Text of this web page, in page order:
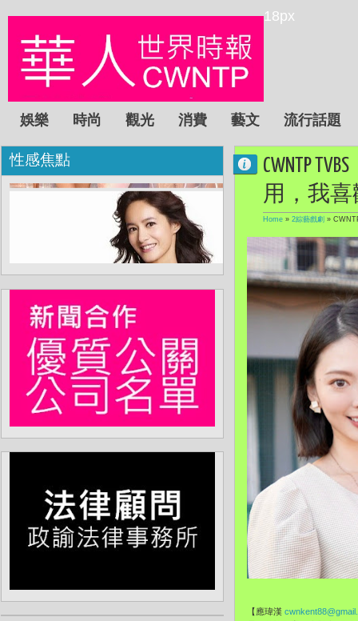
18px
娛樂 時尚 觀光 消費 藝文 流行話題
CWNTP
用，我
Home » 2綜藝戲劇 »
【應瑋漢
性感焦點